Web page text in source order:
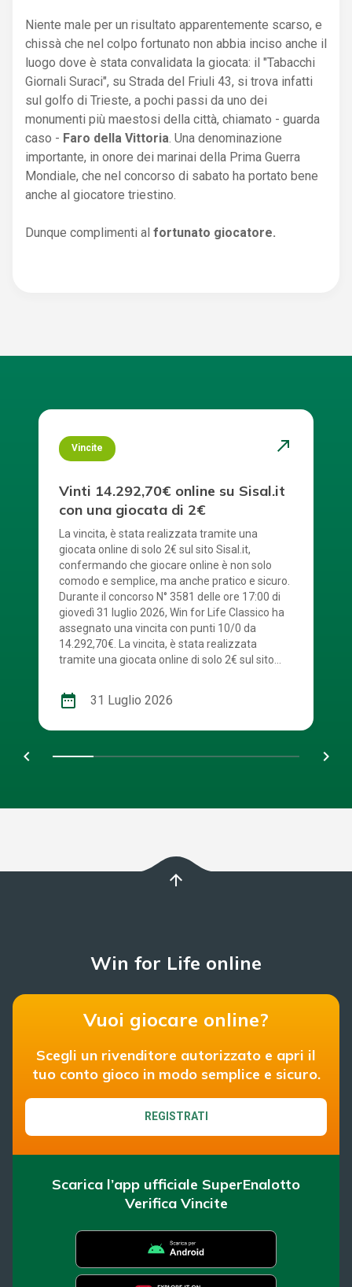
Niente male per un risultato apparentemente scarso, e
chissà che nel colpo fortunato non abbia inciso anche il
luogo dove è stata convalidata la giocata: il "Tabacchi
Giornali Suraci", su Strada del Friuli 43, si trova infatti
sul golfo di Trieste, a pochi passi da uno dei
monumenti più maestosi della città, chiamato - guarda
caso - Faro della Vittoria . Una denominazione
importante, in onore dei marinai della Prima Guerra
Mondiale, che nel concorso di sabato ha portato bene
anche al giocatore triestino.
Dunque complimenti al fortunato giocatore.
Vincite north_east
Vinti 14.292,70€ online su Sisal.it
con una giocata di 2€
La vincita, è stata realizzata tramite una
giocata online di solo 2€ sul sito Sisal.it,
confermando che giocare online è non solo
comodo e semplice, ma anche pratico e sicuro.
Durante il concorso N° 3581 delle ore 17:00 di
giovedì 31 luglio 2026, Win for Life Classico ha
assegnato una vincita con punti 10/0 da
14.292,70€. La vincita, è stata realizzata
tramite una giocata online di solo 2€ sul sito
– 5 – 6 – 7 – 9 – 12 – 15 – 16 – 20. Numerone:
13. Win For Life, con tutte le sue modalità di
tutti i vantaggi dell’esperienza di gioco online.
date_range 31 Luglio 2026
chevron_left navigate_next
arrow_upward
Win for Life online
Vuoi giocare online?
Scegli un rivenditore autorizzato e apri il
tuo conto gioco in modo semplice e sicuro.
REGISTRATI
Scarica l’app ufficiale SuperEnalotto
Verifica Vincite